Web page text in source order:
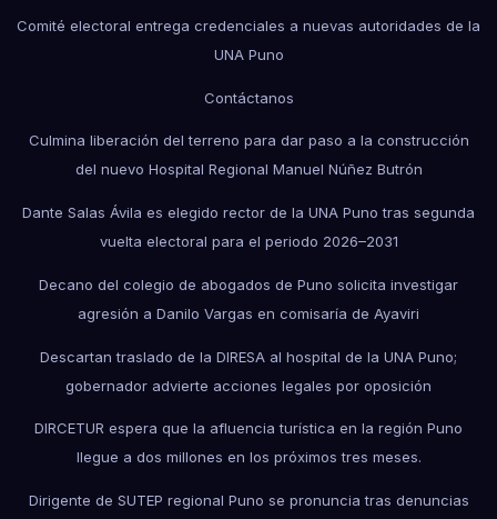
Comité electoral entrega credenciales a nuevas autoridades de la
UNA Puno
Contáctanos
Culmina liberación del terreno para dar paso a la construcción
del nuevo Hospital Regional Manuel Núñez Butrón
Dante Salas Ávila es elegido rector de la UNA Puno tras segunda
vuelta electoral para el periodo 2026–2031
Decano del colegio de abogados de Puno solicita investigar
agresión a Danilo Vargas en comisaría de Ayaviri
Descartan traslado de la DIRESA al hospital de la UNA Puno;
gobernador advierte acciones legales por oposición
DIRCETUR espera que la afluencia turística en la región Puno
llegue a dos millones en los próximos tres meses.
Dirigente de SUTEP regional Puno se pronuncia tras denuncias